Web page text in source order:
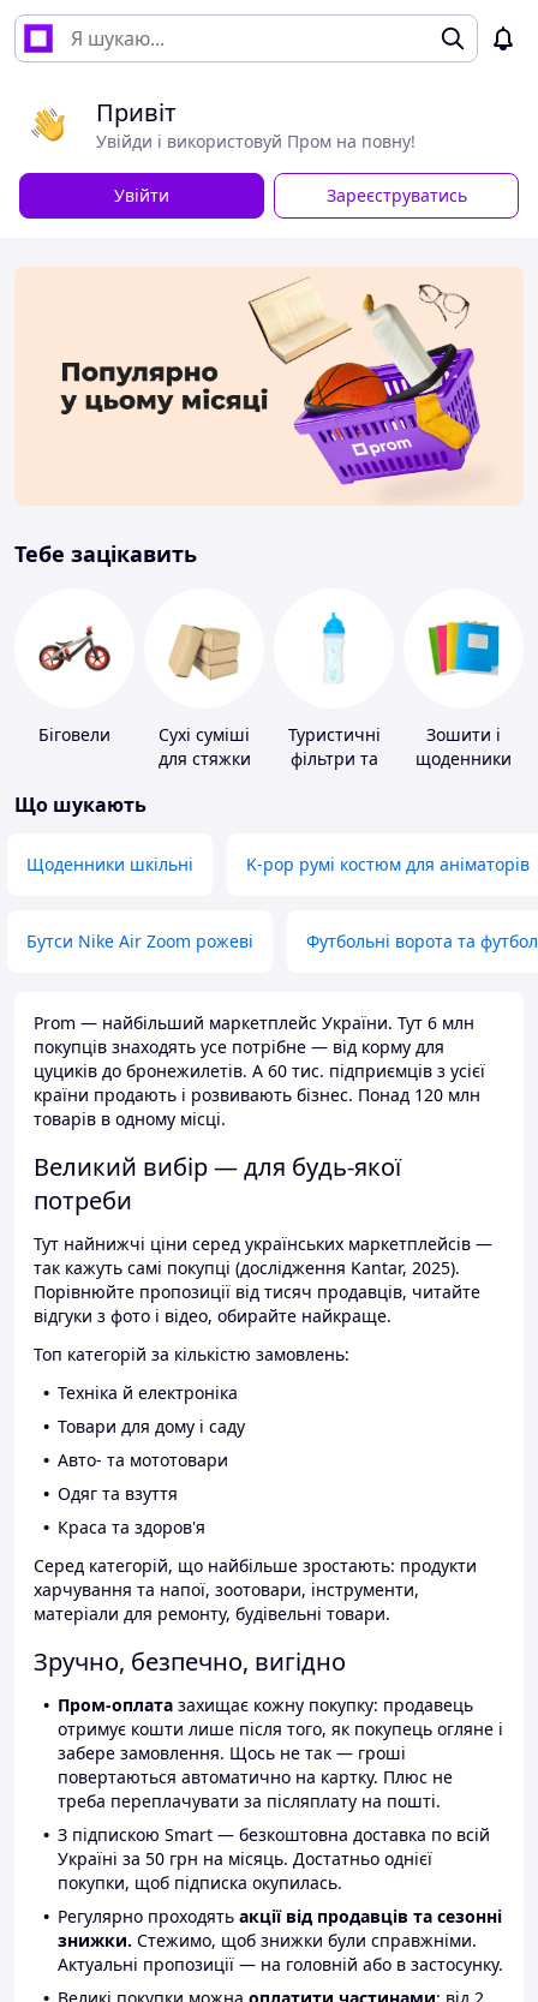
Привіт
Увійди і використовуй Пром на повну!
Увійти Зареєструватись
Тебе зацікавить
Біговели
Сухі суміші
для стяжки
Туристичні
фільтри та
Зошити і
щоденники
Що шукають
Щоденники шкільні K-pop румі костюм для аніматорів
Бутси Nike Air Zoom рожеві Футбольні ворота та
Prom — найбільший маркетплейс України. Тут 6 млн
покупців знаходять усе потрібне — від корму для
цуциків до бронежилетів. А 60 тис. підприємців з усієї
країни продають і розвивають бізнес. Понад 120 млн
товарів в одному місці.
Великий вибір — для будь-якої
потреби
Тут найнижчі ціни серед українських маркетплейсів —
так кажуть самі покупці (дослідження Kantar, 2025).
Порівнюйте пропозиції від тисяч продавців, читайте
відгуки з фото і відео, обирайте найкраще.
Топ категорій за кількістю замовлень:
Техніка й електроніка
Товари для дому і саду
Авто- та мототовари
Одяг та взуття
Краса та здоров'я
Серед категорій, що найбільше зростають: продукти
харчування та напої, зоотовари, інструменти,
матеріали для ремонту, будівельні товари.
Зручно, безпечно, вигідно
Пром-оплата захищає кожну покупку: продавець
отримує кошти лише після того, як покупець огляне і
забере замовлення. Щось не так — гроші
повертаються автоматично на картку. Плюс не
треба переплачувати за післяплату на пошті.
З підпискою Smart — безкоштовна доставка по всій
Україні за 50 грн на місяць. Достатньо однієї
покупки, щоб підписка окупилась.
Регулярно проходять акції від продавців та сезонні
знижки. Стежимо, щоб знижки були справжніми.
Актуальні пропозиції — на головній або в застосунку.